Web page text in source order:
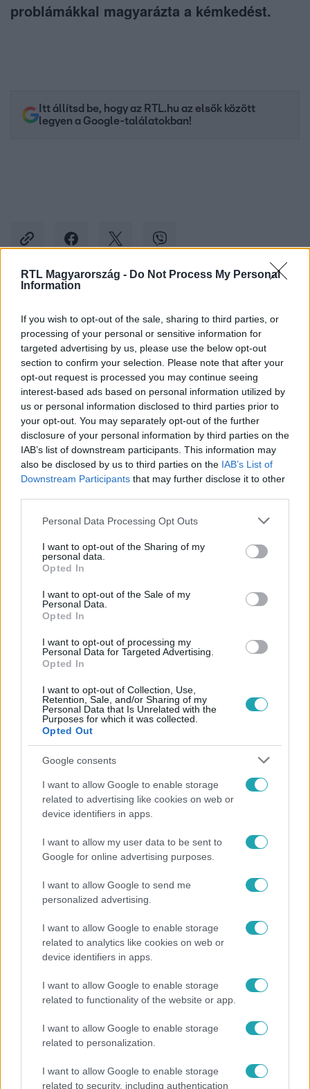
RTL Magyarország - Do Not Process My Personal
Information
If you wish to opt-out of the sale, sharing to third parties, or
processing of your personal or sensitive information for
targeted advertising by us, please use the below opt-out
section to confirm your selection. Please note that after your
opt-out request is processed you may continue seeing
interest-based ads based on personal information utilized by
us or personal information disclosed to third parties prior to
your opt-out. You may separately opt-out of the further
disclosure of your personal information by third parties on the
IAB’s list of downstream participants. This information may
also be disclosed by us to third parties on the IAB’s List of
Downstream Participants that may further disclose it to other
Please note that this website/app uses one or more Google
not limited to your visit or usage behaviour. You may click to
grant or deny consent to Google and its third-party tags to
use your data for below specified purposes in below Google
consent section.
Personal Data Processing Opt Outs
I want to opt-out of the Sharing of my
personal data.
Opted In
I want to opt-out of the Sale of my
Personal Data.
Opted In
I want to opt-out of processing my
Personal Data for Targeted Advertising.
Opted In
I want to opt-out of Collection, Use,
Retention, Sale, and/or Sharing of my
Personal Data that Is Unrelated with the
Purposes for which it was collected.
Opted Out
Google consents
I want to allow Google to enable storage
related to advertising like cookies on web or
device identifiers in apps.
I want to allow my user data to be sent to
Google for online advertising purposes.
I want to allow Google to send me
personalized advertising.
I want to allow Google to enable storage
related to analytics like cookies on web or
device identifiers in apps.
I want to allow Google to enable storage
related to functionality of the website or app.
I want to allow Google to enable storage
related to personalization.
I want to allow Google to enable storage
related to security, including authentication
problámákkal magyarázta a kémkedést.
Itt állítsd be, hogy az RTL.hu az elsők között
legyen a Google-találatokban!
Facebookon is!
Követem
KÜLFÖLD #BONN #OROSZ-UKRÁN HÁBORÚ
Népszerű
„Téged. Engem. Minket.” – Emilio és Tina szerelmes
vallomása sokakat megérinthet
Már nagymama, de a fiai is kész férfiak: friss fotón